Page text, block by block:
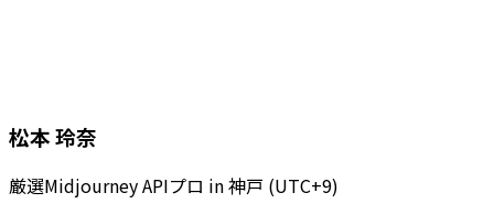
松本 玲奈
厳選Midjourney APIプロ in神戸 (UTC+9)